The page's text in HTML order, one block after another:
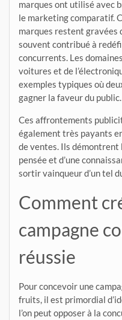
marques ont utilisé avec
le marketing comparatif.
marques restent gravées
souvent contribué à
concurrents. Les
voitures et de
exemples typiques où
gagner la faveur du public.
Ces affrontements
également très payants
de ventes. Ils démontrent
pensée et d’une
sortir vainqueur d’un tel
Comment
campagne
réussie
Pour concevoir une
fruits, il est primordial
l’on peut opposer à la